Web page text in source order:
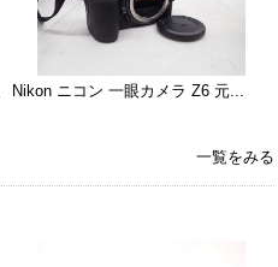
Nikon ニコン 一眼カメラ Z6 元...
一覧をみる